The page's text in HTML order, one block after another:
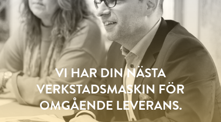
VI HAR DIN NÄSTA
VERKSTADSMASKIN FÖR
OMGÅENDE LEVERANS.